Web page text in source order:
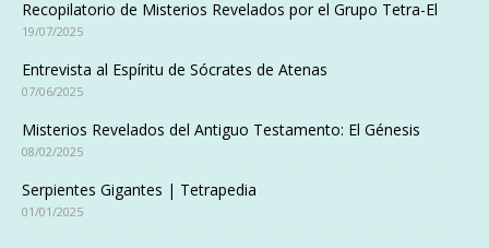
Recopilatorio de Misterios Revelados por el Grupo Tetra-El
19/07/2025
Entrevista al Espíritu de Sócrates de Atenas
07/06/2025
Misterios Revelados del Antiguo Testamento: El Génesis
08/02/2025
Serpientes Gigantes | Tetrapedia
01/01/2025